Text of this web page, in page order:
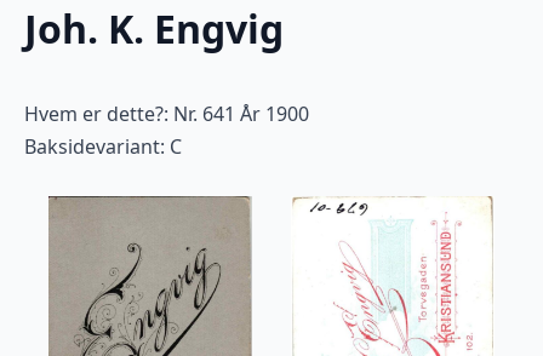
Joh. K. Engvig
Hvem er dette?: Nr. 641 År 1900
Baksidevariant: C